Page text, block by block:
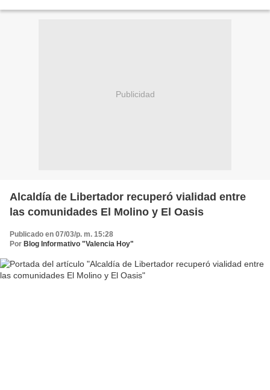
Publicidad
Alcaldía de Libertador recuperó vialidad entre
las comunidades El Molino y El Oasis
Publicado en 07/03/p. m. 15:28
Por Blog Informativo "Valencia Hoy"